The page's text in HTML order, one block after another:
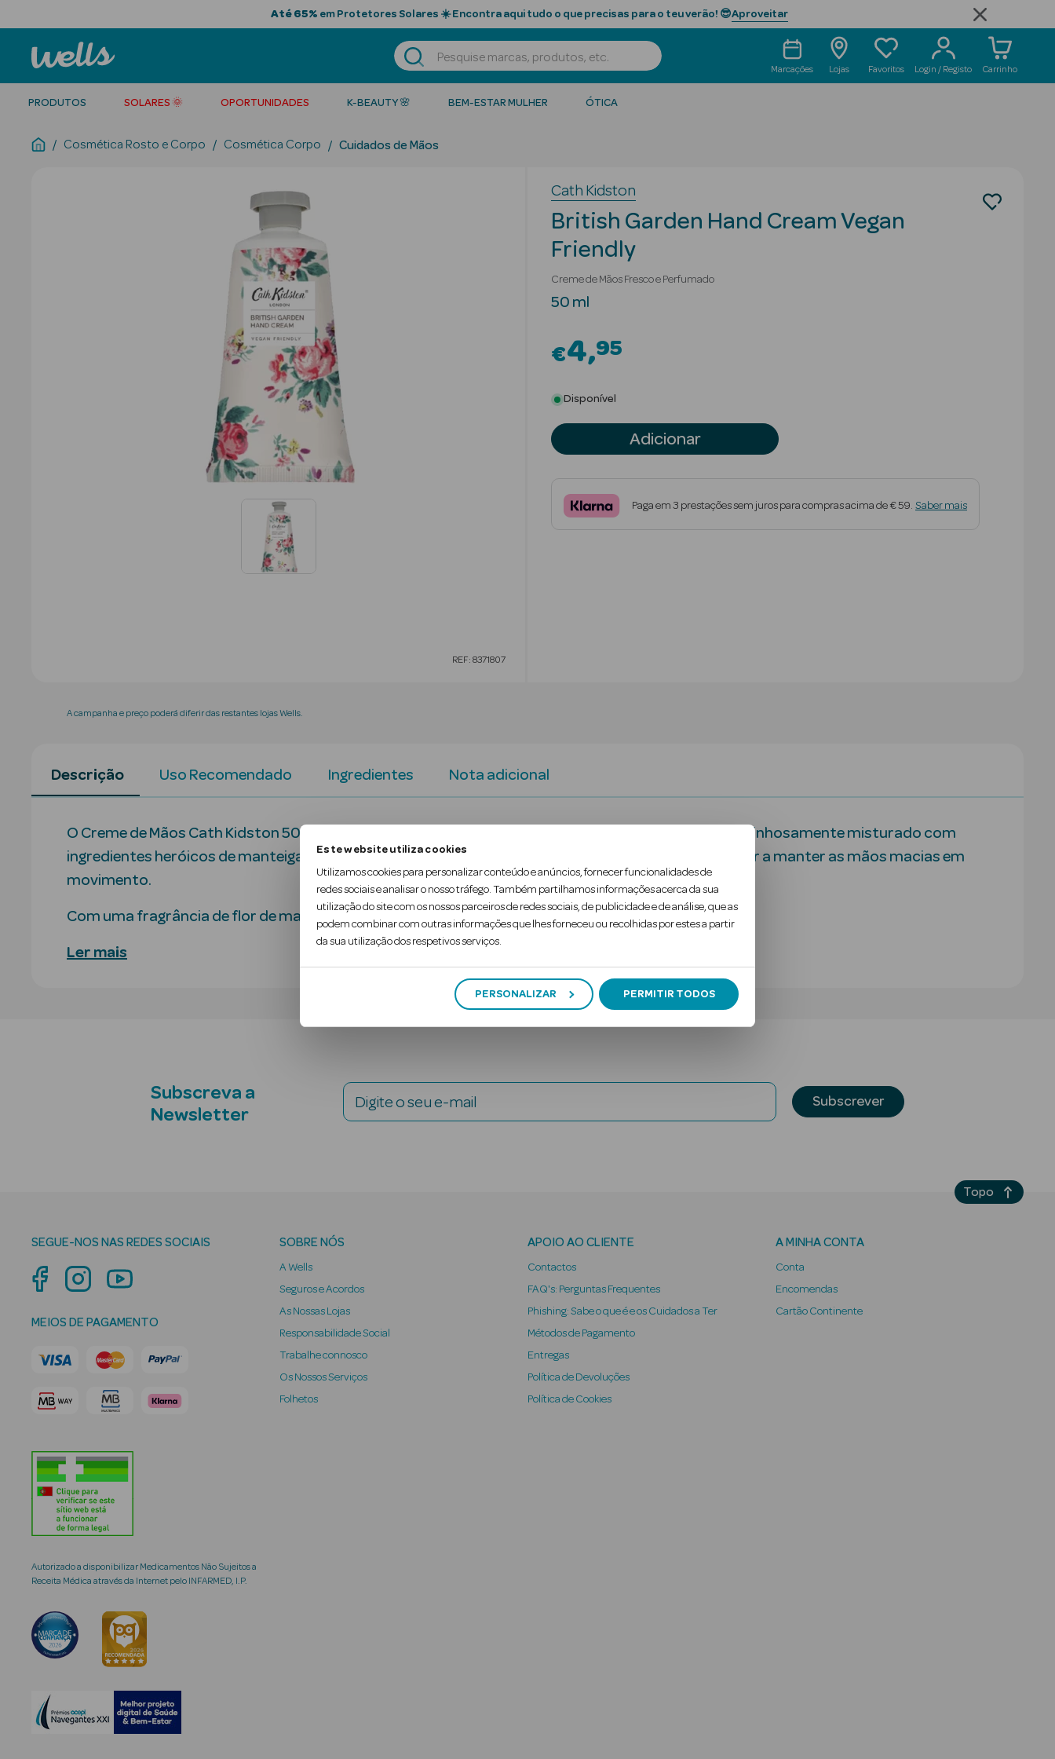
Este website utiliza cookies
Utilizamos cookies para personalizar conteúdo e anúncios, fornecer funcionalidades de
redes sociais e analisar o nosso tráfego. Também partilhamos informações acerca da sua
utilização do site com os nossos parceiros de redes sociais, de publicidade e de análise, que as
podem combinar com outras informações que lhes forneceu ou recolhidas por estes a partir
da sua utilização dos respetivos serviços.
PERSONALIZAR PERMITIR TODOS
Até 65% em Protetores Solares ☀️ Encontra aqui tudo o que precisas para o teu verão! 😎Aproveitar
Marcações Lojas Favoritos Login / Registo Carrinho
PRODUTOS SOLARES 🌞 OPORTUNIDADES K-BEAUTY 🌸 BEM-ESTAR MULHER ÓTICA
Cosmética Rosto e Corpo Cosmética Corpo Cuidados de Mãos
REF: 8371807
Cath Kidston
British Garden Hand Cream Vegan
Friendly
Creme de Mãos Fresco e Perfumado
50 ml
€4 95
Disponível
Adicionar
Paga em 3 prestações sem juros para compras acima de € 59. Saber mais
A campanha e preço poderá diferir das restantes lojas Wells.
Descrição Uso Recomendado Ingredientes Nota adicional
O Creme de Mãos Cath Kidston 50 ml Rosa Tradicional é um creme de mãos fresco e perfumado, carinhosamente misturado com
ingredientes heróicos de manteiga de karité, manteiga de sementes de cacau e vitamina E para ajudar a manter as mãos macias em
movimento.
Com uma fragrância de flor de macieira fresca e agradável, com notas de maçã de pomar e flor…
Ler mais
Subscreva a
Newsletter
Digite o seu e-mail Subscrever
SEGUE-NOS NAS REDES SOCIAIS
MEIOS DE PAGAMENTO
Autorizado a disponibilizar Medicamentos Não Sujeitos a
Receita Médica através da Internet pelo INFARMED, I.P.
SOBRE NÓS
A Wells
Seguros e Acordos
As Nossas Lojas
Responsabilidade Social
Trabalhe connosco
Os Nossos Serviços
Folhetos
APOIO AO CLIENTE
Contactos
FAQ's: Perguntas Frequentes
Phishing: Sabe o que é e os Cuidados a Ter
Métodos de Pagamento
Entregas
Política de Devoluções
Política de Cookies
A MINHA CONTA
Conta
Encomendas
Cartão Continente
Topo